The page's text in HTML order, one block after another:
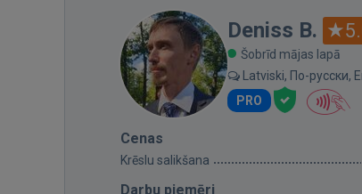
Deniss B.
Šobrīd mājas lapā
Latviski, По-русски,
PRO
Cenas
Krēslu salikšana
Darbu piemēri